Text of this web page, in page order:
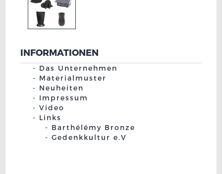
INFORMATIONEN
Das Unternehmen
Materialmuster
Neuheiten
Impressum
Video
Links
Barthélémy Bronze
Gedenkkultur e.V